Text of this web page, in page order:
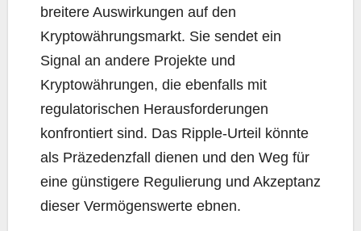
breitere Auswirkungen auf den
Kryptowährungsmarkt. Sie sendet ein
Signal an andere Projekte und
Kryptowährungen, die ebenfalls mit
regulatorischen Herausforderungen
konfrontiert sind. Das Ripple-Urteil könnte
als Präzedenzfall dienen und den Weg für
eine günstigere Regulierung und Akzeptanz
dieser Vermögenswerte ebnen.